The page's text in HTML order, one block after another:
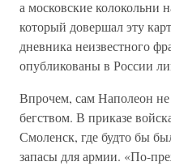
а московские колокольни
который довершал эту
дневника неизвестного
опубликованы в России
Впрочем, сам Наполеон не
бегством. В приказе
Смоленск, где будто бы
запасы для армии. «По-